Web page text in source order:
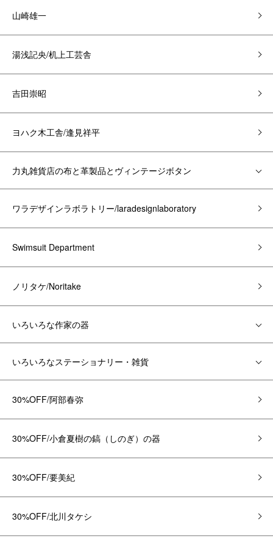
山崎雄一
湯浅記央/机上工芸舎
吉田崇昭
ヨハク木工舎/逢見祥平
力丸雑貨店の布と革製品とヴィンテージボタン
ワラデザインラボラトリー/laradesignlaboratory
Swimsuit Department
ノリタケ/Noritake
いろいろな作家の器
いろいろなステーショナリー・雑貨
30%OFF/阿部春弥
30%OFF/小倉夏樹の鎬（しのぎ）の器
30%OFF/要美紀
30%OFF/北川タケシ